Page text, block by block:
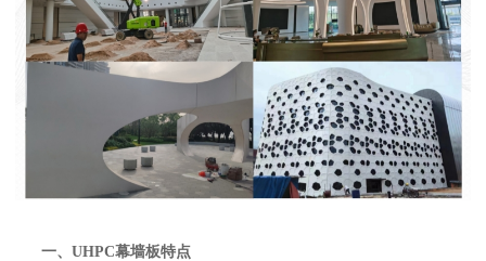
一、UHPC幕墙板特点